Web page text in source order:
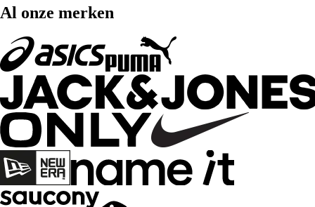
Al onze merken